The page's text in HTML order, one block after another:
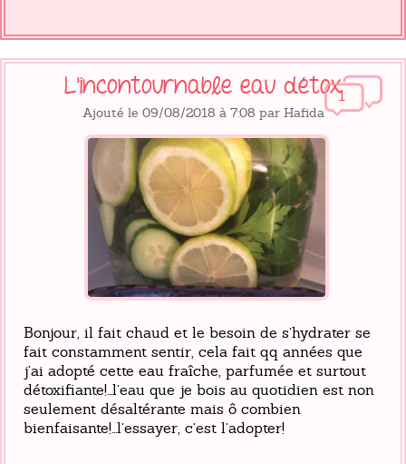
1
L’incontournable eau détox
Ajouté le 09/08/2018 à 7:08 par Hafida
Bonjour, il fait chaud et le besoin de s’hydrater se
fait constamment sentir, cela fait qq années que
j’ai adopté cette eau fraîche, parfumée et surtout
détoxifiante!...l’eau que je bois au quotidien est non
seulement désaltérante mais ô combien
bienfaisante!...l’essayer, c’est l’adopter!